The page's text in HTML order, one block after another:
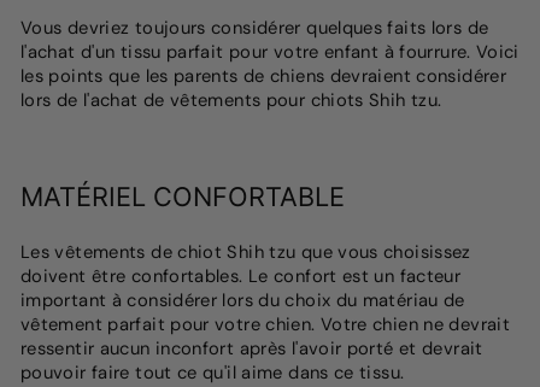
Vous devriez toujours considérer quelques faits lors de
l'achat d'un tissu parfait pour votre enfant à fourrure. Voici
les points que les parents de chiens devraient considérer
lors de l'achat de vêtements pour chiots Shih tzu.
MATÉRIEL CONFORTABLE
Les vêtements de chiot Shih tzu que vous choisissez
doivent être confortables. Le confort est un facteur
important à considérer lors du choix du matériau de
vêtement parfait pour votre chien. Votre chien ne devrait
ressentir aucun inconfort après l'avoir porté et devrait
pouvoir faire tout ce qu'il aime dans ce tissu.